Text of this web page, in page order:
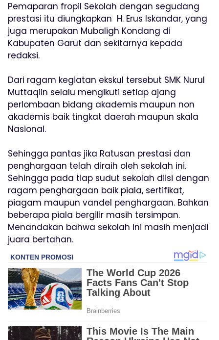
Pemaparan fropil Sekolah dengan segudang
prestasi itu diungkapkan H. Erus Iskandar, yang
juga merupakan Mubaligh Kondang di
Kabupaten Garut dan sekitarnya kepada
redaksi.
Dari ragam kegiatan ekskul tersebut SMK Nurul
Muttaqiin selalu mengikuti setiap ajang
perlombaan bidang akademis maupun non
akademis baik tingkat daerah maupun skala
Nasional.
Sehingga pantas jika Ratusan prestasi dan
penghargaan telah diraih oleh sekolah ini.
Sehingga pada tiap sudut sekolah diisi dengan
ragam penghargaan baik piala, sertifikat,
piagam maupun vandel penghargaan. Bahkan
beberapa piala bergilir masih tersimpan.
Menandakan bahwa sekolah ini masih menjadi
juara bertahan.